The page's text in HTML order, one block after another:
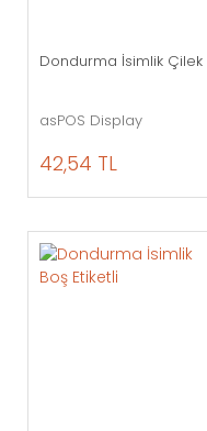
Dondurma İsimlik Çilek
asPOS Display
42,54 TL